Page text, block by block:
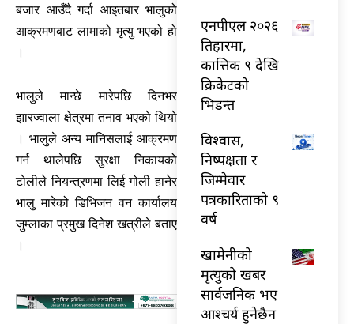
बजार आउँदै गर्दा आइतबार भालुको
आक्रमणबाट लामाको मृत्यु भएको हो
।
भालुले मान्छे मारेपछि दिनभर
झारज्वाला क्षेत्रमा तनाव भएको थियो
। भालुले अन्य मानिसलाई आक्रमण
गर्न थालेपछि सुरक्षा निकायको
टोलीले नियन्त्रणमा लिई गोली हानेर
भालु मारेको डिभिजन वन कार्यालय
जुम्लाका प्रमुख दिनेश खत्रीले बताए
।
एनपीएल २०२६
तिहारमा,
कात्तिक ९ देखि
क्रिकेटको
भिडन्त
विश्वास,
निष्पक्षता र
जिम्मेवार
पत्रकारिताको ९
वर्ष
खामेनीको
मृत्युको खबर
सार्वजनिक भए
आश्चर्य हुनेछैन